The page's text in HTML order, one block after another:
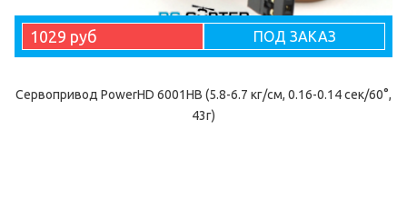
1029 руб ПОД ЗАКАЗ
Сервопривод PowerHD 6001HB (5.8-6.7 кг/см, 0.16-0.14 сек/60°,
43г)